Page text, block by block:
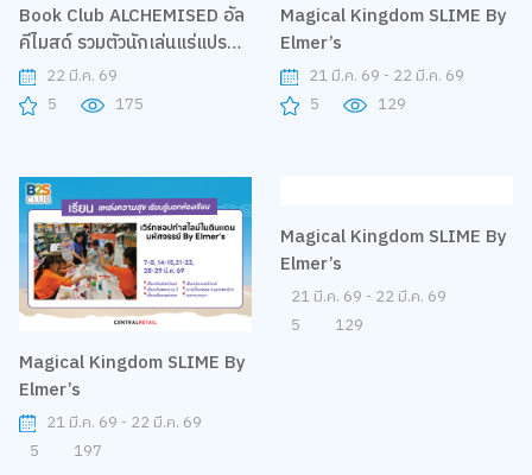
Book Club ALCHEMISED อัล
คีไมสด์ รวมตัวนักเล่นแร่แปร
ธาตุแห่งพาลาเดีย By Nanmee
Books
22 มี.ค. 69
5
175
Magical Kingdom SLIME By
Elmer’s
21 มี.ค. 69 - 22 มี.ค. 69
5
129
Magical Kingdom SLIME By
Elmer’s
21 มี.ค. 69 - 22 มี.ค. 69
5
197